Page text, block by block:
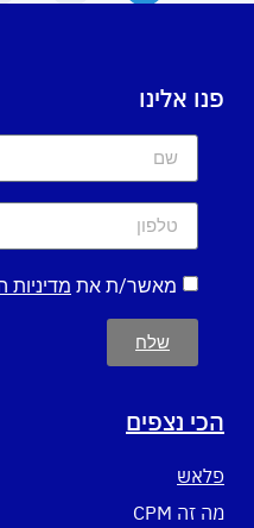
פנו אלינו
מאשר/ת את מדיניות
שלח
הכי נצפים
פלאש
מה זה CPM